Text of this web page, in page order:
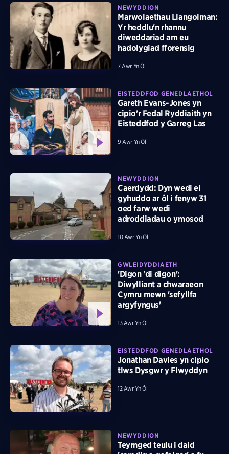
NEWYDDION
Marwolaethau Llangolman:
Yr heddlu'n rhannu
diweddariad am eu
hadolygiad fforensig
7 Awr Yn Ôl
EISTEDDFOD GENEDLAETHOL
Gareth Evans-Jones yn
cipio'r Fedal Ryddiaith yn
Eisteddfod y Garreg Las
9 Awr Yn Ôl
NEWYDDION
Caerdydd: Dyn wedi ei
gyhuddo ar ôl i fenyw 31
oed farw wedi
adroddiadau o ymosod
10 Awr Yn Ôl
GWLEIDYDDIAETH
'Digon 'di digon':
Diwylliant a chwaraeon
Cymru mewn 'sefyllfa
argyfyngus'
13 Awr Yn Ôl
EISTEDDFOD GENEDLAETHOL
Jonathan Davies yn cipio
tlws Dysgwr y Flwyddyn
12 Awr Yn Ôl
NEWYDDION
Teyrnged teulu i daid